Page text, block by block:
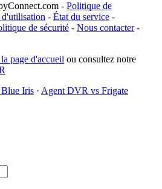
- Politique de
- État du service -
de sécurité - Nous contacter-
page d'accueil ou consultez notre
Iris · Agent DVR vs Frigate